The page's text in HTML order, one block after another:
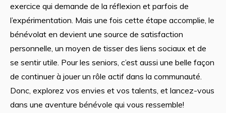
exercice qui demande de la réflexion et parfois de
l’expérimentation. Mais une fois cette étape accomplie, le
bénévolat en devient une source de satisfaction
personnelle, un moyen de tisser des liens sociaux et de
se sentir utile. Pour les seniors, c’est aussi une belle façon
de continuer à jouer un rôle actif dans la communauté.
Donc, explorez vos envies et vos talents, et lancez-vous
dans une aventure bénévole qui vous ressemble!